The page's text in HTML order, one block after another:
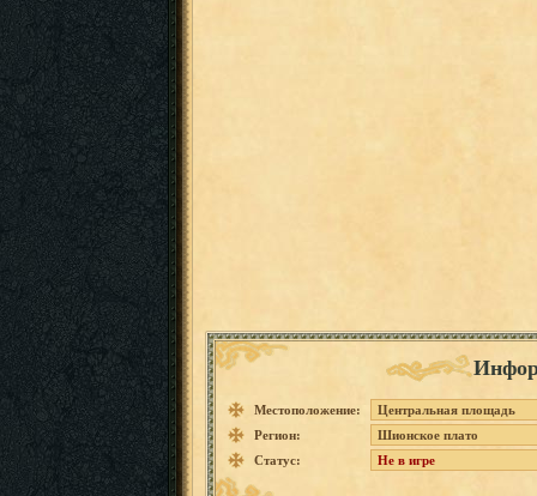
Местоположение:
Центральная площадь
Регион:
Шионское плато
Статус:
Не в игре